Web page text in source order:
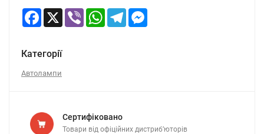
Facebook
X Viber WhatsApp
Telegram
Категорії
Автолампи
Сертифіковано
Товари від офіційних дистриб’юторів